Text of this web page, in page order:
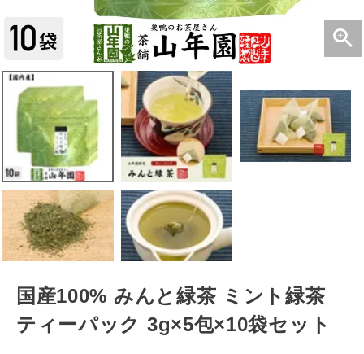
国産100% みんと緑茶 ミント緑茶
ティーパック 3g×5包×10袋セット